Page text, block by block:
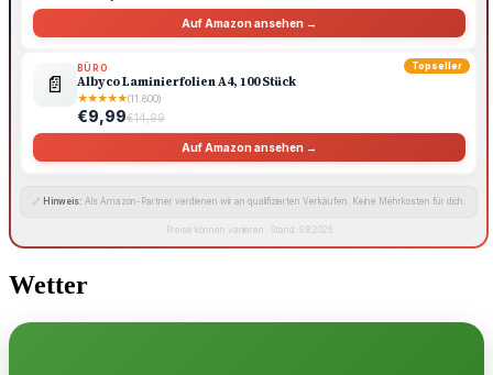
Auf Amazon ansehen →
Topseller
📄
BÜRO
Albyco Laminierfolien A4, 100 Stück
★★★★★(11.800)
€9,99€14,99
Auf Amazon ansehen →
🔗 Hinweis: Als Amazon-Partner verdienen wir an qualifizierten Verkäufen. Keine Mehrkosten für dich.
Preise können variieren · Stand: 9.8.2026
Wetter